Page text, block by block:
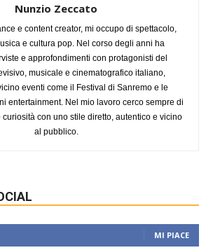
Nunzio Zeccato
e content creator, mi occupo di spettacolo,
e cultura pop. Nel corso degli anni ha
e approfondimenti con protagonisti del
musicale e cinematografico italiano,
eventi come il Festival di Sanremo e le
entertainment. Nel mio lavoro cerco sempre di
con uno stile diretto, autentico e vicino
al pubblico.
MI PIACE